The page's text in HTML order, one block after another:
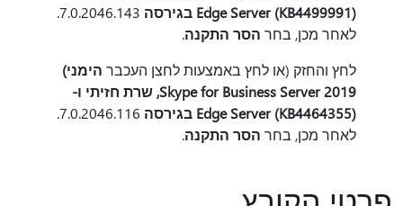
Edge Server (KB4499991) בגירסה
7.0.2046.143.
לאחר מכן, בחר הסר התקנה.
לחץ והחזק (או לחץ באמצעות לחצן העכבר הימני)
Skype for Business Server 2019, שרת חזיתי ו-
Edge Server (KB4464355) בגירסה
7.0.2046.116.
לאחר מכן, בחר הסר התקנה.